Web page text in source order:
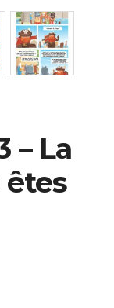
– La